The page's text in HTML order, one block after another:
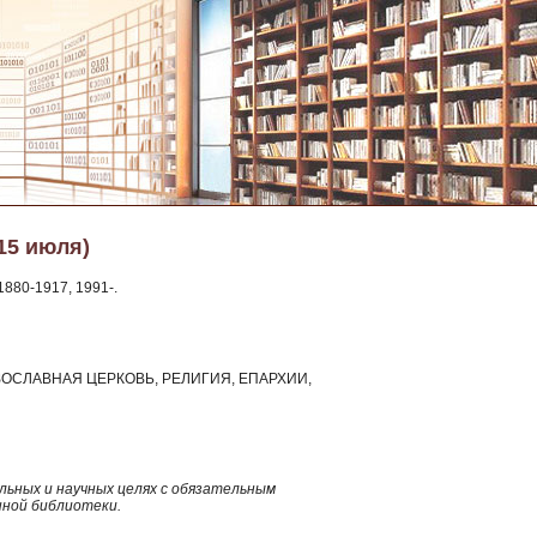
июля)
1917, 1991-.
ЦЕРКОВЬ, РЕЛИГИЯ, ЕПАРХИИ,
и научных целях с обязательным
библиотеки.